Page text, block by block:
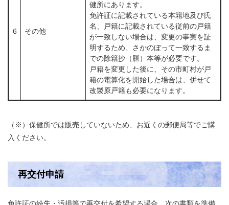
6 その他
健所にあります。
免許証に記載されている本籍地及び氏
名、戸籍に記載されている従前の戸籍
が一致しない場合は、変更の事実を証
明するため、さかのぼって一致するま
での除籍抄（謄）本等が必要です。
戸籍を変更した後に、その市町村が戸
籍の電算化を開始した場合は、併せて
改製原戸籍も必要になります。
（※）保健所では販売していないため、お近くの郵便局等でご購
入ください。
再交付申請